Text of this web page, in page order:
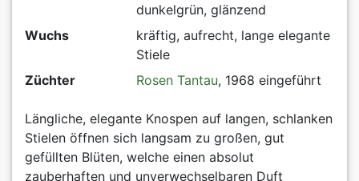
dunkelgrün, glänzend
Wuchs
kräftig, aufrecht, lange elegante
Stiele
Züchter
Rosen Tantau, 1968 eingeführt
Längliche, elegante Knospen auf langen, schlanken
Stielen öffnen sich langsam zu großen, gut
gefüllten Blüten, welche einen absolut
zauberhaften und unverwechselbaren Duft